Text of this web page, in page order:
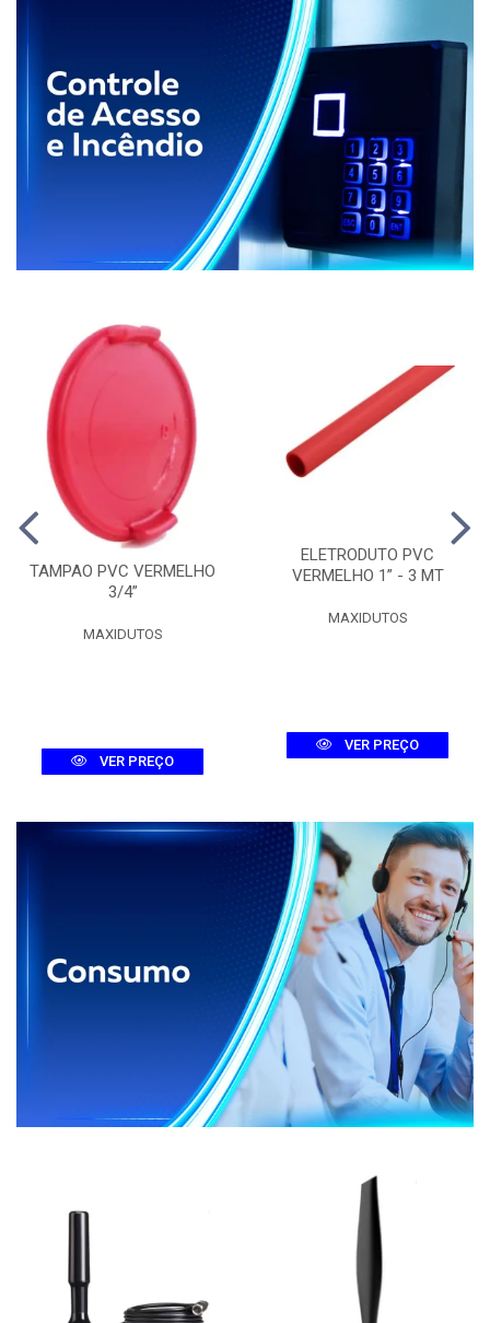
TAMPAO PVC VERMELHO
3/4”
MAXIDUTOS
VER PREÇO
ELETRODUTO PVC
VERMELHO 1” - 3 MT
MAXIDUTOS
VER PREÇO